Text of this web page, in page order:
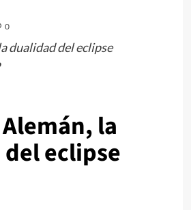
0
dualidad del eclipse
la
eclipse